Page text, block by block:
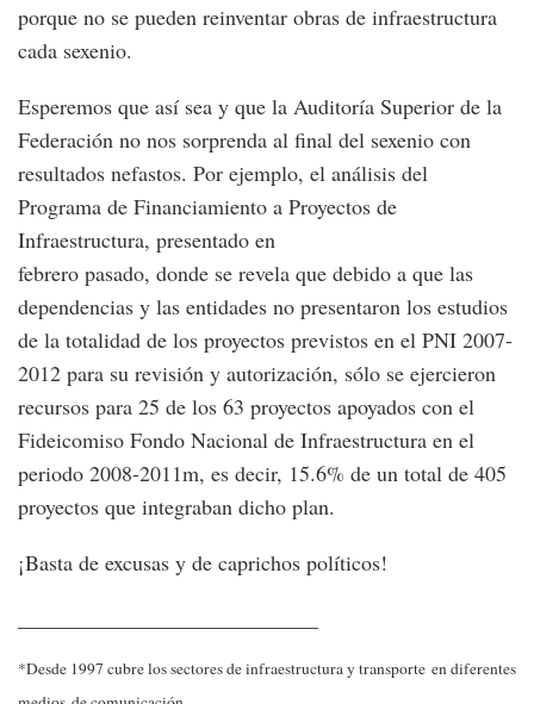
porque no se pueden reinventar obras de infraestructura
cada sexenio.
Esperemos que así sea y que la Auditoría Superior de la
Federación no nos sorprenda al final del sexenio con
resultados nefastos. Por ejemplo, el análisis del
Programa de Financiamiento a Proyectos de
Infraestructura, presentado en
febrero pasado, donde se revela que debido a que las
dependencias y las entidades no presentaron los estudios
de la totalidad de los proyectos previstos en el PNI 2007-
2012 para su revisión y autorización, sólo se ejercieron
recursos para 25 de los 63 proyectos apoyados con el
Fideicomiso Fondo Nacional de Infraestructura en el
periodo 2008-2011m, es decir, 15.6% de un total de 405
proyectos que integraban dicho plan.
¡Basta de excusas y de caprichos políticos!
*Desde 1997 cubre los sectores de infraestructura y transporte en diferentes